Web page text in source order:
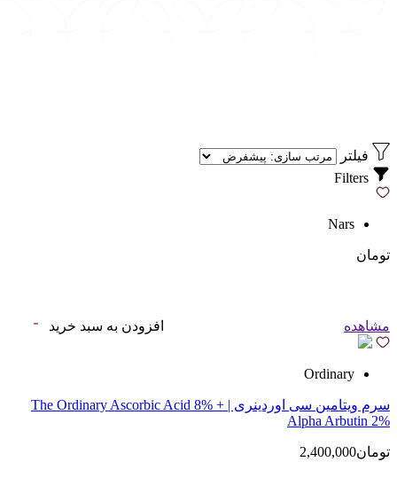
فیلتر
Nars
تومان
مشاهده افزودن به سبد خرید
Ordinary
سرم ویتامین سی اوردینری | The Ordinary Ascorbic Acid 8% +
Alpha Arbutin 2%
تومان2,400,000